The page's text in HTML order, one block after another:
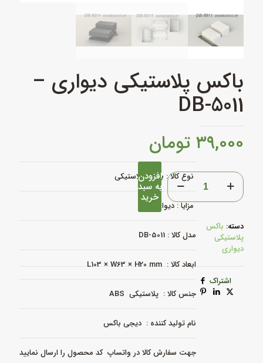
باکس پلاستیکی دیواری –
DB-5011
۳۹,۰۰۰ تومان
نوع کالا : باکس پلاستیکی
مزایا : دیواری
مدل کالا : DB-5011
ابعاد کالا : L103 × W63 × H20 mm
جنس کالا : پلاستیکی ABS
نام تولید کننده : دیجی باکس
جهت سفارش کالا در واتساپ کد محصول را ارسال نمایید
باکس
پلاستیکی
دیواری
DB-
5011
عدد
افزودن
به سبد
خرید
دسته: باکس
پلاستیکی
دیواری
اشتراک